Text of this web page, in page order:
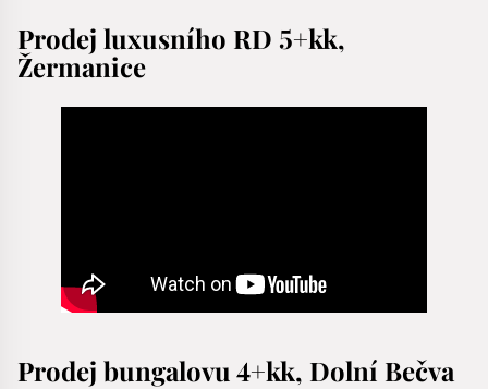
Prodej luxusního RD 5+kk,
Žermanice
Prodej bungalovu 4+kk, Dolní Bečva